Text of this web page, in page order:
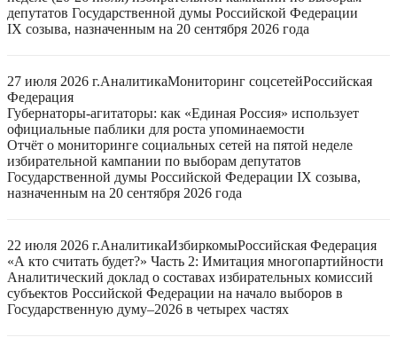
депутатов Государственной думы Российской Федерации
IX созыва, назначенным на 20 сентября 2026 года
27 июля 2026 г.АналитикаМониторинг соцсетейРоссийская
Федерация
Губернаторы-агитаторы: как «Единая Россия» использует
официальные паблики для роста упоминаемости
Отчёт о мониторинге социальных сетей на пятой неделе
избирательной кампании по выборам депутатов
Государственной думы Российской Федерации IX созыва,
назначенным на 20 сентября 2026 года
22 июля 2026 г.АналитикаИзбиркомыРоссийская Федерация
«А кто считать будет?» Часть 2: Имитация многопартийности
Аналитический доклад о составах избирательных комиссий
субъектов Российской Федерации на начало выборов в
Государственную думу–2026 в четырех частях